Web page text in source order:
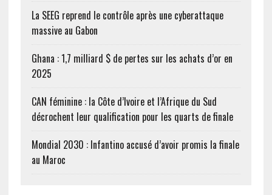
La SEEG reprend le contrôle après une cyberattaque
massive au Gabon
Ghana : 1,7 milliard $ de pertes sur les achats d’or en
2025
CAN féminine : la Côte d’Ivoire et l’Afrique du Sud
décrochent leur qualification pour les quarts de finale
Mondial 2030 : Infantino accusé d’avoir promis la finale
au Maroc